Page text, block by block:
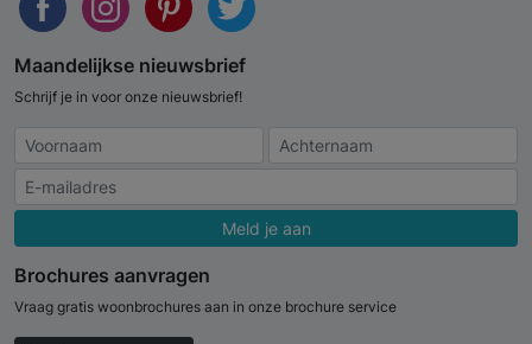
Maandelijkse nieuwsbrief
Schrijf je in voor onze nieuwsbrief!
Meld je aan
Brochures aanvragen
Vraag gratis woonbrochures aan in onze brochure service